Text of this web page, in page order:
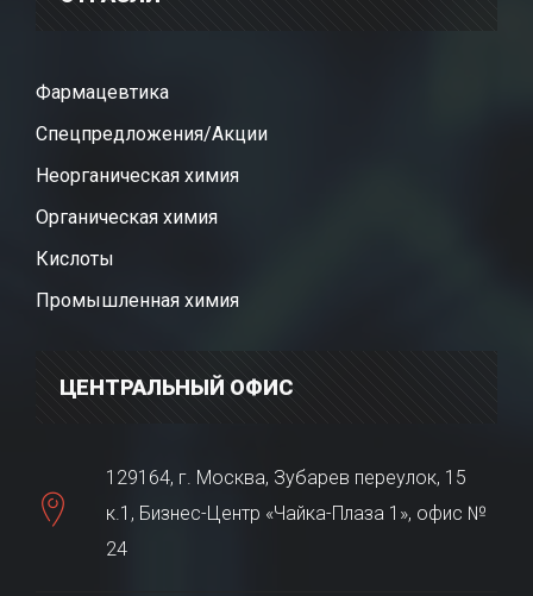
Фармацевтика
Спецпредложения/Акции
Неорганическая химия
Органическая химия
Кислоты
Промышленная химия
ЦЕНТРАЛЬНЫЙ ОФИС
129164, г. Москва, Зубарев переулок, 15
к.1, Бизнес-Центр «Чайка-Плаза 1», офис №
24